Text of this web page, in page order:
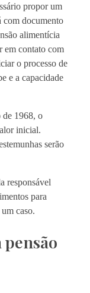
propor um
com documento
alimentícia
em contato com
o processo de
e a capacidade
de 1968, o
inicial.
serão
responsável
para
caso.